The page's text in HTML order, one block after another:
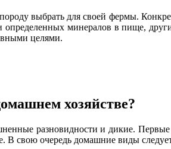
выбрать для своей фермы.
определенных минералов в пище,
целями.
хозяйстве?
разновидности и дикие.
свою очередь домашние виды